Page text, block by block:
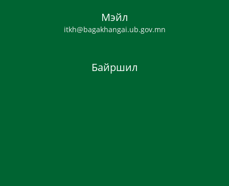
Мэйл
itkh@bagakhangai.ub.gov.mn
Байршил